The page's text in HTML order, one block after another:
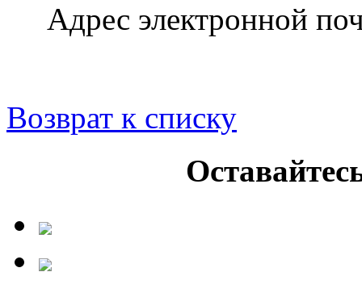
Адрес электронной
Возврат к списку